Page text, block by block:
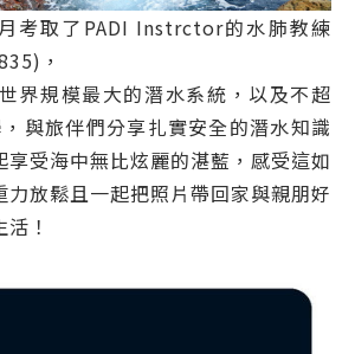
考取了PADI Instrctor的水肺教練
，
界規模最大的潛水系統，以及不超
與旅伴們分享扎實安全的潛水知識
享受海中無比炫麗的湛藍，感受這如
力放鬆且一起把照片帶回家與親朋好
！